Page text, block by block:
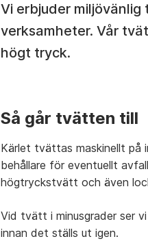
Vi erbjuder
verksamheter. Vår
högt tryck.
Så går tvätten till
Kärlet tvättas maskinellt på
behållare för eventuellt
högtryckstvätt och även
Vid tvätt i minusgrader ser
innan det ställs ut igen.